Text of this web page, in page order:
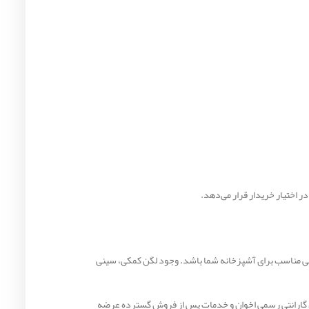
اختیار خریدار قرار می‌دهد.
شستشوی بیشتر، طراحی زیبا و امکانات کامل هستید، سینک ظرفشویی توکار اخوان مدل 73 می‌تواند انتخابی مناسب برای آشپزخانه شما باشد. وجود لگن کمکی، سینی
سال تجربه در تولید تجهیزات آشپزخانه، محصولات خود را بر اساس استانداردهای روز طراحی و تولید می‌کند. این سینک نیز با 10 سال گارانتی رسمی اخوان و خدمات پس از فروش گسترده عرضه